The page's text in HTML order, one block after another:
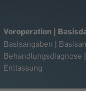
Voroperation |
Basisangaben |
Behandlungsdiagnose
Entlassung